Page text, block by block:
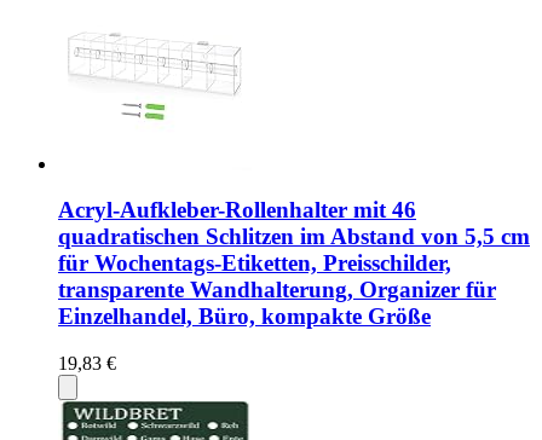
Acryl-Aufkleber-Rollenhalter mit 46
quadratischen Schlitzen im Abstand von 5,5 cm
für Wochentags-Etiketten, Preisschilder,
transparente Wandhalterung, Organizer für
Einzelhandel, Büro, kompakte Größe
19,83 €